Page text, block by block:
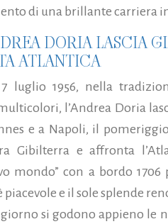
di una brillante carriera
DORIA LASCIA
ATLANTICA
luglio 1956, nella
l’Andrea Doria
e a Napoli, il
Gibilterra e affronta
mondo” con a bordo 1706
piacevole e il sole splende
si godono appieno le